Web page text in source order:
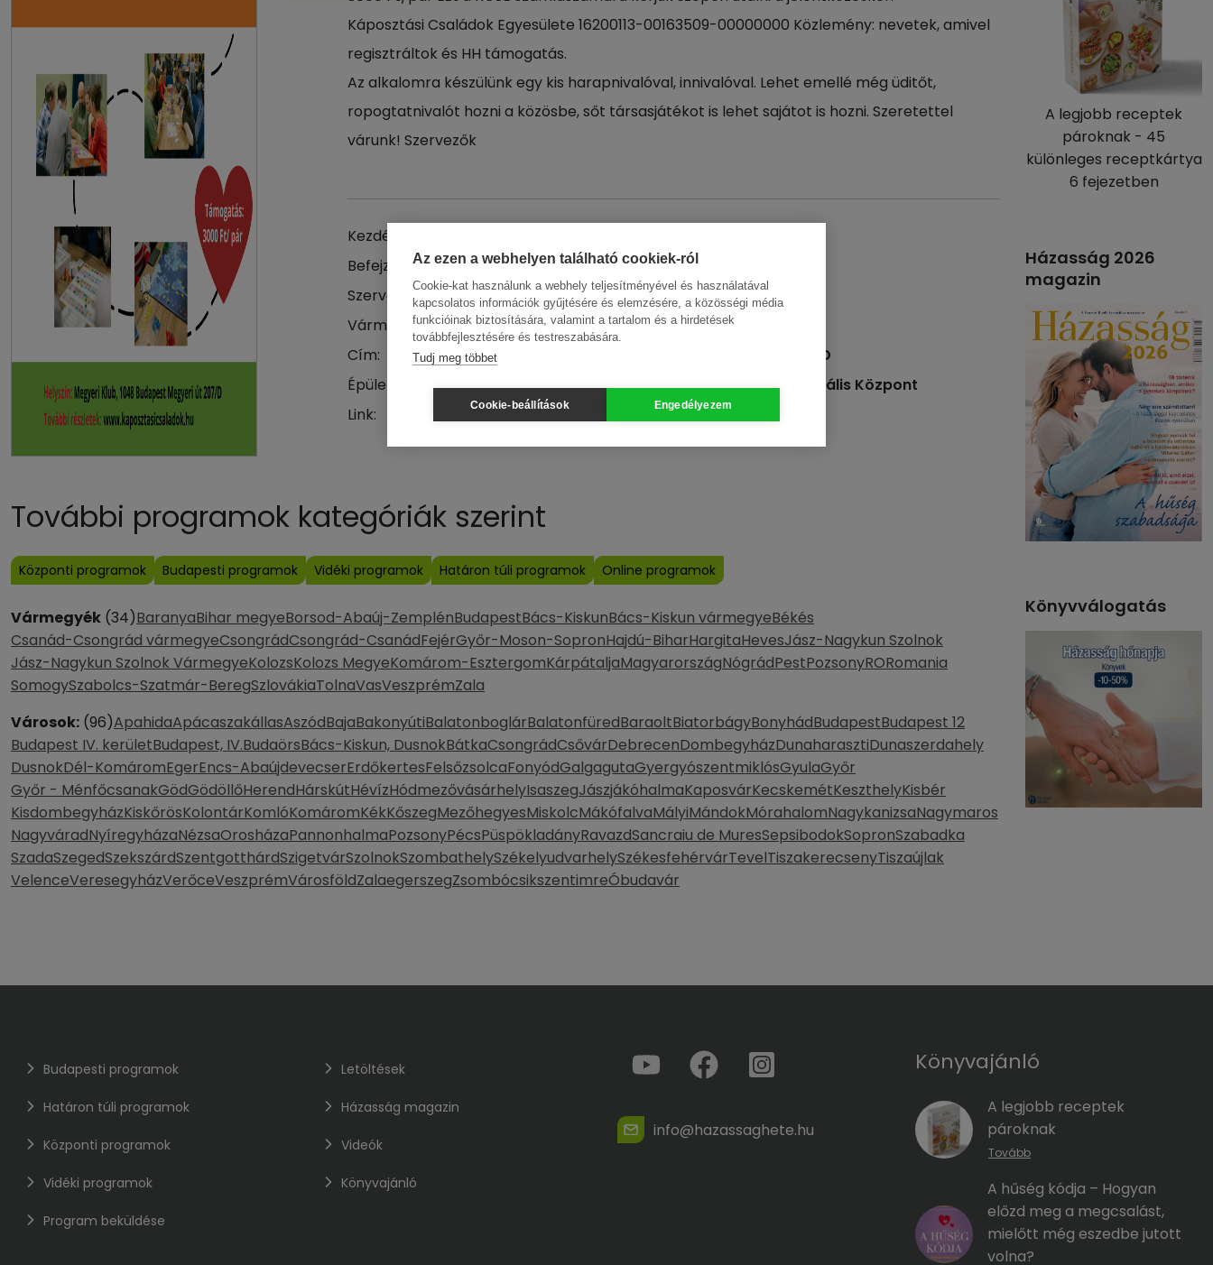
Káposztási Családok Egyesülete 16200113-00163509-00000000 Közlemény: nevetek, amivel
regisztráltok és HH támogatás.
Az alkalomra készülünk egy kis harapnivalóval, innivalóval. Lehet emellé még üditőt,
ropogtatnivalót hozni a közösbe, sőt társasjátékot is lehet sajátot is hozni. Szeretettel
várunk! Szervezők
Kezdés időpontja:
Befejzés időpontja:
2025. február 15., 18:00
Szervező:
Káposztási Családok Egyesülete
Vármegye:
Magyarország
Cím:
1048 Budapest IV. kerület, Megyeri út 207/D
Épület:
Megyeri Klub közösségi ház- Újpesti Kulturális Központ
Link:
Házas-társas-játék
További programok kategóriák szerint
Központi programok Budapesti programok Vidéki programok Határon túli programok Online programok
Vármegyék (34)BaranyaBihar megyeBorsod-Abaúj-ZemplénBudapestBács-KiskunBács-Kiskun vármegyeBékés
Csanád-Csongrád vármegyeCsongrádCsongrád-CsanádFejérGyőr-Moson-SopronHajdú-BiharHargitaHevesJász-Nagykun Szolnok
Jász-Nagykun Szolnok VármegyeKolozsKolozs MegyeKomárom-EsztergomKárpátaljaMagyarországNógrádPestPozsonyRORomania
SomogySzabolcs-Szatmár-BeregSzlovákiaTolnaVasVeszprémZala
Városok: (96)ApahidaApácaszakállasAszódBajaBakonyútiBalatonboglárBalatonfüredBaraoltBiatorbágyBonyhádBudapestBudapest 12
Budapest IV. kerületBudapest, IV.BudaörsBács-Kiskun, DusnokBátkaCsongrádCsővárDebrecenDombegyházDunaharasztiDunaszerdahely
DusnokDél-KomáromEgerEncs-AbaújdevecserErdőkertesFelsőzsolcaFonyódGalgagutaGyergyószentmiklósGyulaGyőr
Győr - MénfőcsanakGödGödöllőHerendHárskútHévízHódmezővásárhelyIsaszegJászjákóhalmaKaposvárKecskemétKeszthelyKisbér
KisdombegyházKiskőrösKolontárKomlóKomáromKékKőszegMezőhegyesMiskolcMákófalvaMályiMándokMórahalomNagykanizsaNagymaros
NagyváradNyíregyházaNézsaOrosházaPannonhalmaPozsonyPécsPüspökladányRavazdSancraiu de MuresSepsibodokSopronSzabadka
SzadaSzegedSzekszárdSzentgotthárdSzigetvárSzolnokSzombathelySzékelyudvarhelySzékesfehérvárTevelTiszakerecsenyTiszaújlak
VelenceVeresegyházVerőceVeszprémVárosföldZalaegerszegZsombócsikszentimreÓbudavár
A legjobb receptek
pároknak - 45
különleges receptkártya
6 fejezetben
Házasság 2026
magazin
Könyvválogatás
Budapesti programok
Határon túli programok
Központi programok
Vidéki programok
Program beküldése
Letöltések
Házasság magazin
Videók
Könyvajánló
info@hazassaghete.hu
Könyvajánló
A legjobb receptek
pároknak
Tovább
A hűség kódja – Hogyan
előzd meg a megcsalást,
mielőtt még eszedbe jutott
volna?
Az ezen a webhelyen található cookiek-ról
Cookie-kat használunk a webhely teljesítményével és használatával
kapcsolatos információk gyűjtésére és elemzésére, a közösségi média
funkcióinak biztosítására, valamint a tartalom és a hirdetések
továbbfejlesztésére és testreszabására.
Tudj meg többet
Cookie-beállítások Engedélyezem